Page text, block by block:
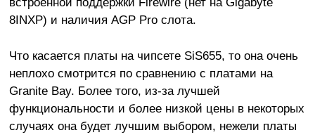
8INXP) и наличия AGP Pro слота.
Что касается платы на чипсете SiS655, то она очень
неплохо смотрится по сравнению с платами на
Granite Bay. Более того, из-за лучшей
функциональности и более низкой цены в некоторых
случаях она будет лучшим выбором, нежели платы